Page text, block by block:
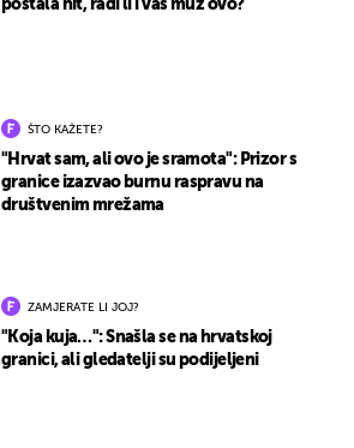
postala hit, radi li i vaš muž ovo?
ŠTO KAŽETE?
"Hrvat sam, ali ovo je sramota": Prizor s
granice izazvao burnu raspravu na
društvenim mrežama
ZAMJERATE LI JOJ?
"Koja kuja…": Snašla se na hrvatskoj
granici, ali gledatelji su podijeljeni